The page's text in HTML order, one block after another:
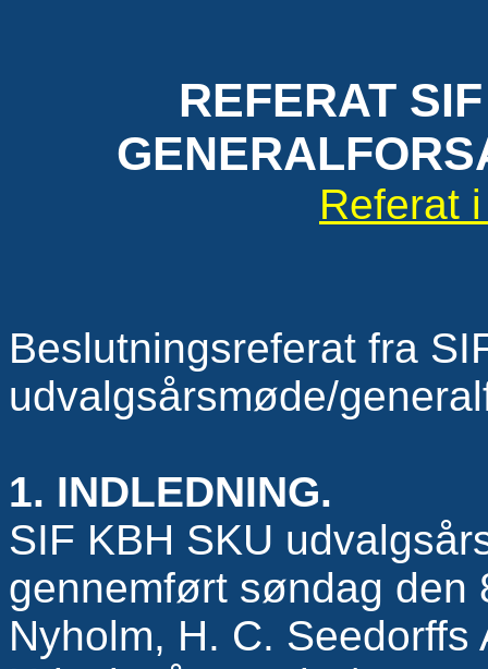
REFERAT
Referat
Beslutningsreferat fra
udvalgsårsmøde/
1. INDLEDNING.
SIF KBH SKU
gennemført søndag den
Nyholm, H. C. Seedorffs